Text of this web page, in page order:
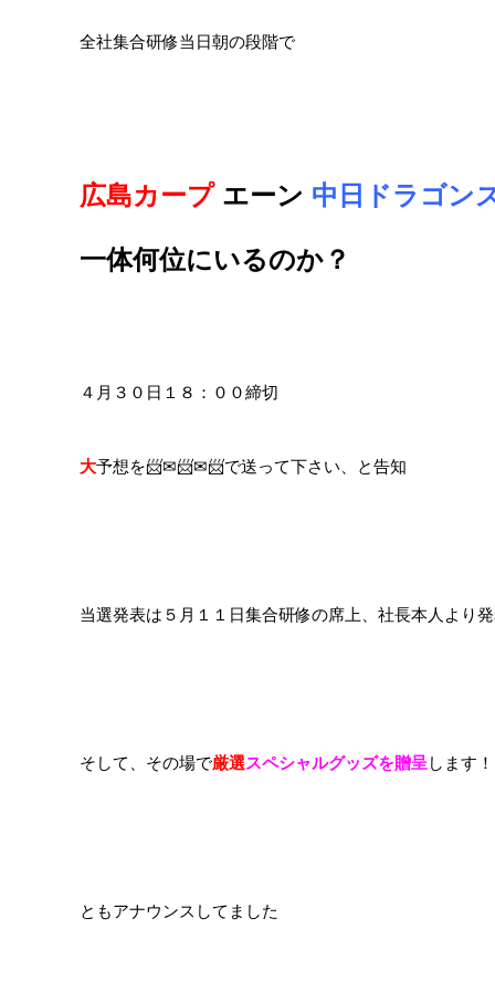
全社集合研修当日朝の段階で
広島カープ エーン 中日ドラゴン
一体何位にいるのか？
４月３０日１８：００締切
大予想を📨✉📨✉📨で送って下さい、と告知
当選発表は５月１１日集合研修の席上、社長本人より
そして、その場で厳選スペシャルグッズを贈呈 します！
ともアナウンスしてました